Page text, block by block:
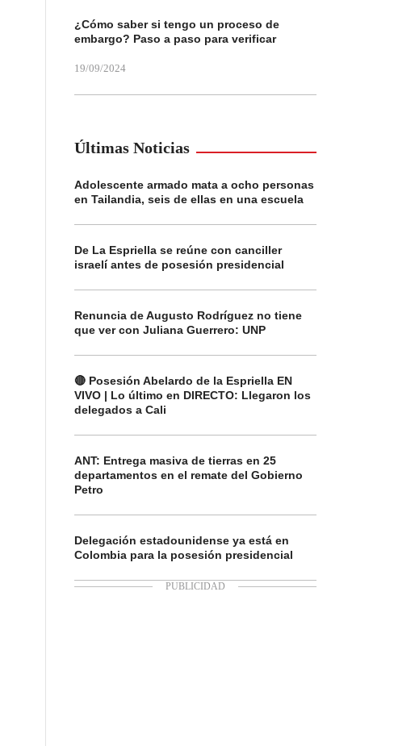
¿Cómo saber si tengo un proceso de
embargo? Paso a paso para verificar
19/09/2024
Últimas Noticias
Adolescente armado mata a ocho personas
en Tailandia, seis de ellas en una escuela
De La Espriella se reúne con canciller
israelí antes de posesión presidencial
Renuncia de Augusto Rodríguez no tiene
que ver con Juliana Guerrero: UNP
🔴 Posesión Abelardo de la Espriella EN
VIVO | Lo último en DIRECTO: Llegaron los
delegados a Cali
ANT: Entrega masiva de tierras en 25
departamentos en el remate del Gobierno
Petro
Delegación estadounidense ya está en
Colombia para la posesión presidencial